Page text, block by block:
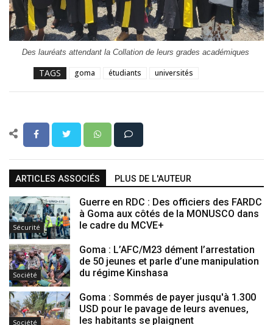
Des lauréats attendant la Collation de leurs grades académiques
TAGS goma étudiants universités
ARTICLES ASSOCIÉS PLUS DE L'AUTEUR
Sécurité
Guerre en RDC : Des officiers des FARDC
à Goma aux côtés de la MONUSCO dans
le cadre du MCVE+
Société
Goma : L’AFC/M23 dément l’arrestation
de 50 jeunes et parle d’une manipulation
du régime Kinshasa
Société
Goma : Sommés de payer jusqu'à 1.300
USD pour le pavage de leurs avenues,
les habitants se plaignent